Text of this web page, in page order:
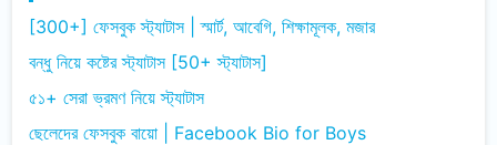
[300+] ফেসবুক স্ট্যাটাস | স্মার্ট, আবেগি, শিক্ষামূলক, মজার
বন্ধু নিয়ে কষ্টের স্ট্যাটাস [50+ স্ট্যাটাস]
৫১+ সেরা ভ্রমণ নিয়ে স্ট্যাটাস
ছেলেদের ফেসবুক বায়ো | Facebook Bio for Boys